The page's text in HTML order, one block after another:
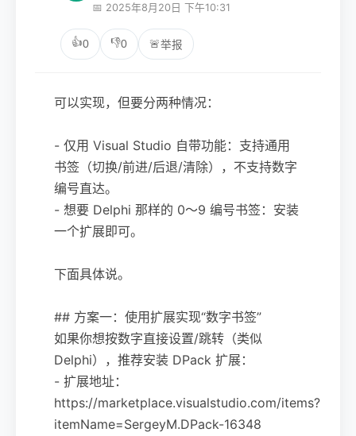
📅 2025年8月20日 下午10:31
👍0 👎0 🚨举报
可以实现，但要分两种情况：
- 仅用 Visual Studio 自带功能：支持通用
书签（切换/前进/后退/清除），不支持数字
编号直达。
- 想要 Delphi 那样的 0～9 编号书签：安装
一个扩展即可。
下面具体说。
## 方案一：使用扩展实现“数字书签”
如果你想按数字直接设置/跳转（类似
Delphi），推荐安装 DPack 扩展：
- 扩展地址：
https://marketplace.visualstudio.com/items?
itemName=SergeyM.DPack-16348